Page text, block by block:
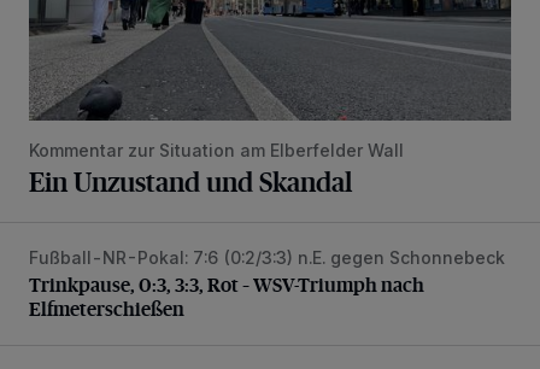
Kommentar zur Situation am Elberfelder Wall
Ein Unzustand und Skandal
Trinkpause, 0:3, 3:3, Rot – WSV-Triumph nach
Fußball-NR-Pokal: 7:6 (0:2/3:3) n.E. gegen Schonnebeck
Trinkpause, 0:3, 3:3, Rot – WSV-Triumph nach
Elfmeterschießen